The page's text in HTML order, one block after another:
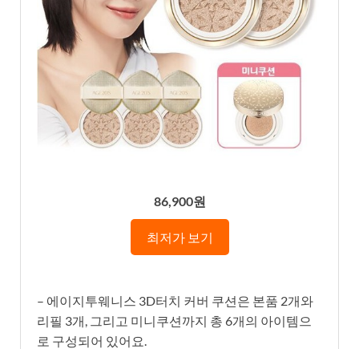
86,900원
최저가 보기
– 에이지투웨니스 3D터치 커버 쿠션은 본품 2개와
리필 3개, 그리고 미니쿠션까지 총 6개의 아이템으
로 구성되어 있어요.